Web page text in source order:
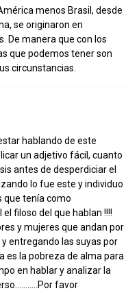
menos Brasil, desde
se originaron en
De manera que con los
que podemos tener son
circunstancias.
hablando de este
un adjetivo fácil, cuanto
antes de desperdiciar el
lo fue este y individuo
que tenía como
filoso del que hablan !!!!
y mujeres que andan por
entregando las suyas por
es la pobreza de alma para
en hablar y analizar la
favor